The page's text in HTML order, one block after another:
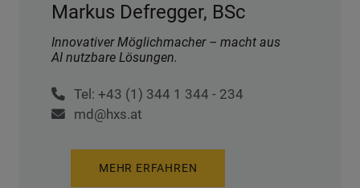
Markus Defregger, BSc
Innovativer Möglichmacher – macht aus
AI nutzbare Lösungen.
Tel: +43 (1) 344 1 344 - 234
md@hxs.at
MEHR ERFAHREN